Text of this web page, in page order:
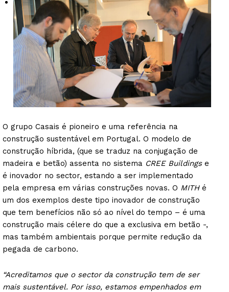
O grupo Casais é pioneiro e uma referência na
construção sustentável em Portugal. O modelo de
construção híbrida, (que se traduz na conjugação de
madeira e betão) assenta no sistema CREE Buildingse
é inovador no sector, estando a ser implementado
pela empresa em várias construções novas. O MITHé
um dos exemplos deste tipo inovador de construção
que tem benefícios não só ao nível do tempo – é uma
construção mais célere do que a exclusiva em betão -,
mas também ambientais porque permite redução da
pegada de carbono.
“Acreditamos que o sector da construção tem de ser
mais sustentável. Por isso, estamos empenhados em